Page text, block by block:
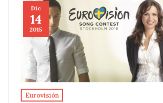
Dic
14
2015
Eurovisión